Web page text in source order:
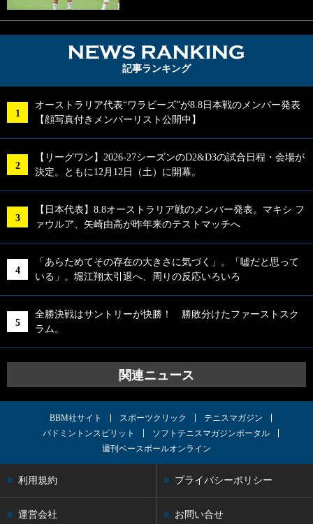
記事ランキング
オーストラリア代表“ワラビーズ”が8.8日本戦のメンバー発表
【顔写真付きメンバーリスト公開中】
【リーグワン】2026-27シーズンのD2&D3の試合日程・会場が
決定。ともに12月12日（土）に開幕。
【日本代表】8.8オーストラリア戦のメンバー発表。マキシ フ
ァウルア、矢崎由高が昨年来のテストマッチへ
「あらためてその存在の大きさに気づく」。「嘘だと思って
いる」。堀江翔太引退へ、周りの反応いろいろ
全勝決戦はサントリーが快勝！ 勝敗分けたファーストスク
ラム。
関連ニュース
BBM社サイト スポーツクリック
テニスマガジン
バドミントンスピリット
ソフトテニスマガジンポータル
週刊ベースボールオンライン
利用規約 プライバシーポリシー
運営会社 お問い合せ